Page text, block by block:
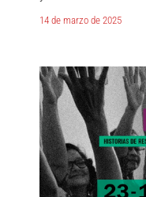
14 de marzo de 2025